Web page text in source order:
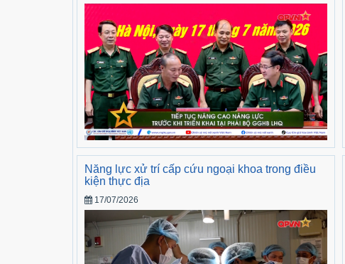
Năng lực xử trí cấp cứu ngoại khoa trong điều
kiện thực địa
17/07/2026